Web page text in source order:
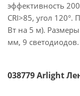
эффективность
CRI>85, угол
Вт на 5 м).
мм, 9
038779 Arlight